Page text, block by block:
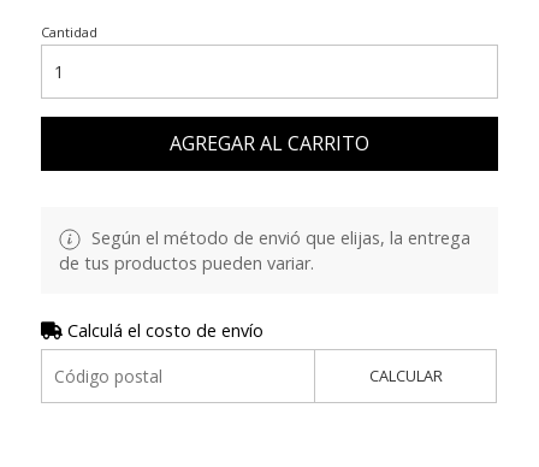
Cantidad
AGREGAR AL CARRITO
Según el método de envió que elijas, la entrega
de tus productos pueden variar.
Calculá el costo de envío
CALCULAR